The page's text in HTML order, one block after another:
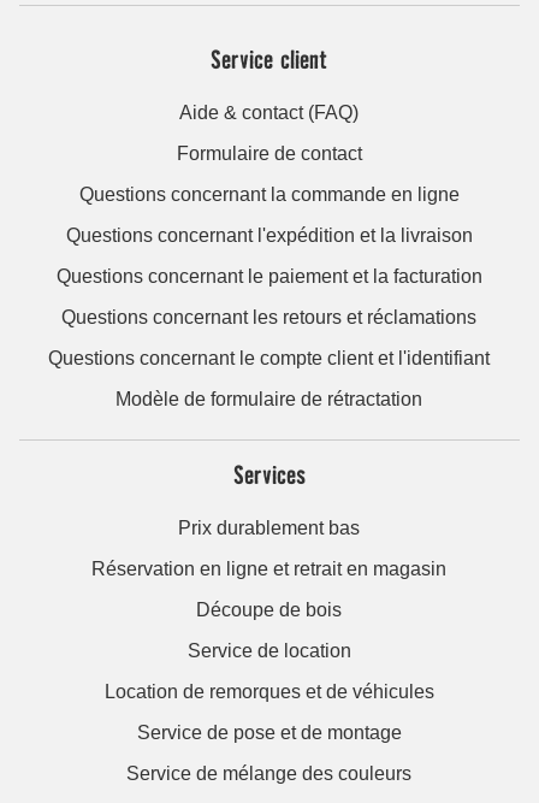
Service client
Aide & contact (FAQ)
Formulaire de contact
Questions concernant la commande en ligne
Questions concernant l'expédition et la livraison
Questions concernant le paiement et la facturation
Questions concernant les retours et réclamations
Questions concernant le compte client et l'identifiant
Modèle de formulaire de rétractation
Services
Prix durablement bas
Réservation en ligne et retrait en magasin
Découpe de bois
Service de location
Location de remorques et de véhicules
Service de pose et de montage
Service de mélange des couleurs